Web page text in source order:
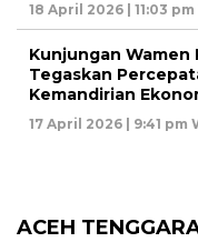
18 April 2026 | 11:03
Kunjungan Wamen
Tegaskan
Kemandirian
17 April 2026 | 9:41 pm
ACEH